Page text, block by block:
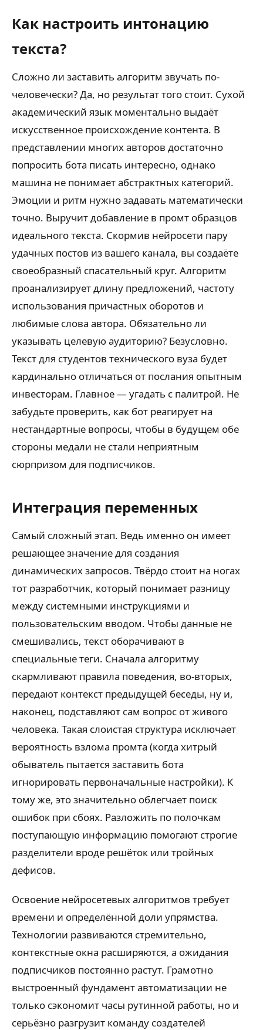
Как настроить интонацию
текста?
Сложно ли заставить алгоритм звучать по-
человечески? Да, но результат того стоит. Сухой
академический язык моментально выдаёт
искусственное происхождение контента. В
представлении многих авторов достаточно
попросить бота писать интересно, однако
машина не понимает абстрактных категорий.
Эмоции и ритм нужно задавать математически
точно. Выручит добавление в промт образцов
идеального текста. Скормив нейросети пару
удачных постов из вашего канала, вы создаёте
своеобразный спасательный круг. Алгоритм
проанализирует длину предложений, частоту
использования причастных оборотов и
любимые слова автора. Обязательно ли
указывать целевую аудиторию? Безусловно.
Текст для студентов технического вуза будет
кардинально отличаться от послания опытным
инвесторам. Главное — угадать с палитрой. Не
забудьте проверить, как бот реагирует на
нестандартные вопросы, чтобы в будущем обе
стороны медали не стали неприятным
сюрпризом для подписчиков.
Интеграция переменных
Самый сложный этап. Ведь именно он имеет
решающее значение для создания
динамических запросов. Твёрдо стоит на ногах
тот разработчик, который понимает разницу
между системными инструкциями и
пользовательским вводом. Чтобы данные не
смешивались, текст оборачивают в
специальные теги. Сначала алгоритму
скармливают правила поведения, во-вторых,
передают контекст предыдущей беседы, ну и,
наконец, подставляют сам вопрос от живого
человека. Такая слоистая структура исключает
вероятность взлома промта (когда хитрый
обыватель пытается заставить бота
игнорировать первоначальные настройки). К
тому же, это значительно облегчает поиск
ошибок при сбоях. Разложить по полочкам
поступающую информацию помогают строгие
разделители вроде решёток или тройных
дефисов.
Освоение нейросетевых алгоритмов требует
времени и определённой доли упрямства.
Технологии развиваются стремительно,
контекстные окна расширяются, а ожидания
подписчиков постоянно растут. Грамотно
выстроенный фундамент автоматизации не
только сэкономит часы рутинной работы, но и
серьёзно разгрузит команду создателей